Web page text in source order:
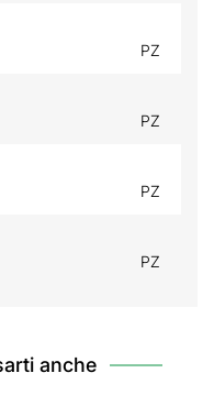
PZ
PZ
PZ
PZ
anche